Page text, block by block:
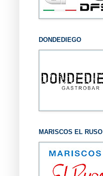
DONDEDIEGO
MARISCOS EL RUSO